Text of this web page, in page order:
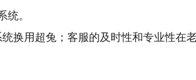
统。
换用超兔；客服的及时性和专业性在